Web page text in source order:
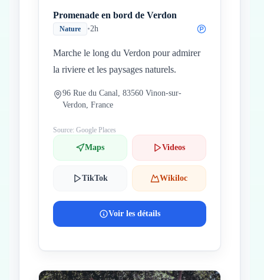
Promenade en bord de Verdon
Nature •2h
Marche le long du Verdon pour admirer
la riviere et les paysages naturels.
96 Rue du Canal, 83560 Vinon-sur-
Verdon, France
Source: Google Places
Maps Videos
TikTok Wikiloc
Voir les détails